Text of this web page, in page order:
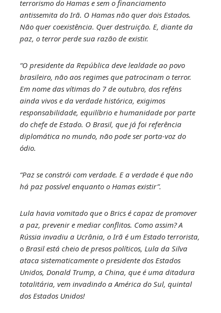
terrorismo do Hamas e sem o financiamento
antissemita do Irã. O Hamas não quer dois Estados.
Não quer coexistência. Quer destruição. E, diante da
paz, o terror perde sua razão de existir.
“O presidente da República deve lealdade ao povo
brasileiro, não aos regimes que patrocinam o terror.
Em nome das vítimas do 7 de outubro, dos reféns
ainda vivos e da verdade histórica, exigimos
responsabilidade, equilíbrio e humanidade por parte
do chefe de Estado. O Brasil, que já foi referência
diplomática no mundo, não pode ser porta-voz do
ódio.
“Paz se constrói com verdade. E a verdade é que não
há paz possível enquanto o Hamas existir”.
Lula havia vomitado que o Brics é capaz de promover
a paz, prevenir e mediar conflitos. Como assim? A
Rússia invadiu a Ucrânia, o Irã é um Estado terrorista,
o Brasil está cheio de presos políticos, Lula da Silva
ataca sistematicamente o presidente dos Estados
Unidos, Donald Trump, a China, que é uma ditadura
totalitária, vem invadindo a América do Sul, quintal
dos Estados Unidos!